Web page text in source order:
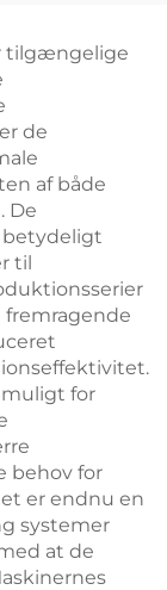
tilgængelige
de
af både
De
betydeligt
til
fremragende
for
behov for
er endnu en
systemer
at de